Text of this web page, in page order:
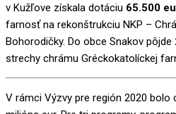
v Kužľove získala dotáciu 65.500
farnosť na rekonštrukciu NKP –
Bohorodičky. Do obce Snakov pôjde
strechy chrámu Gréckokatolíckej
V rámci Výzvy pre región 2020 bolo